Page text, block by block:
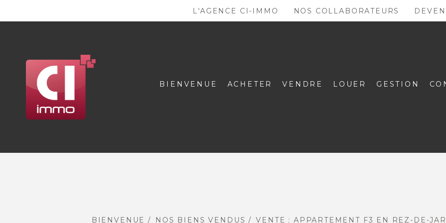
L'AGENCE CI-IMMO NOS COLLABORATEURS
BIENVENUE ACHETER VENDRE LOUER GESTION
BIENVENUE NOS BIENS VENDUS VENTE : APPARTEMENT F3 EN REZ-DE-